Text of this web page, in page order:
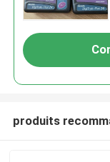
produits